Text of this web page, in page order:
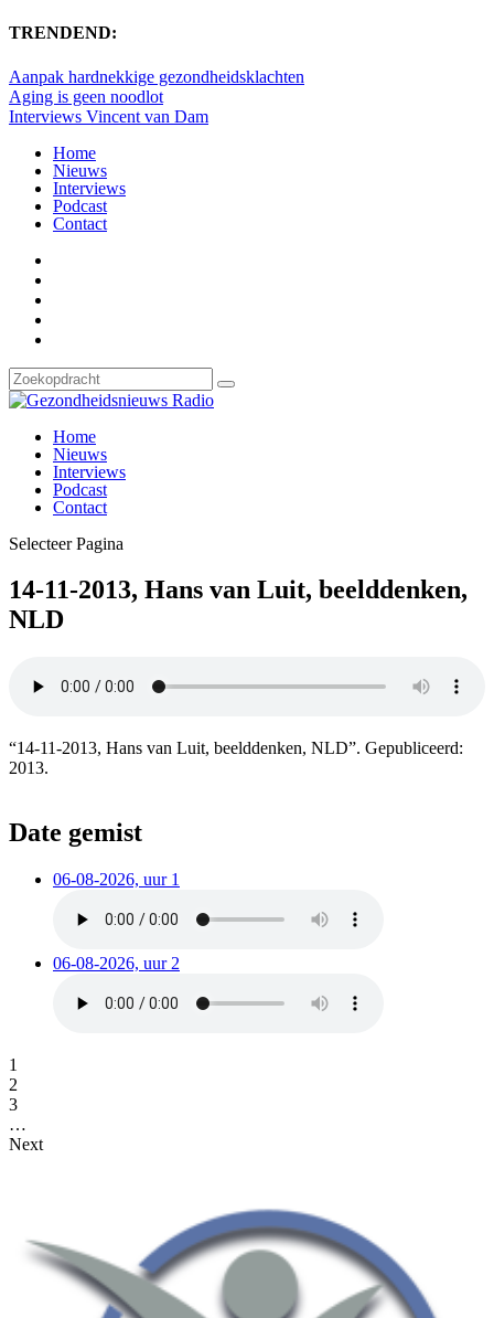
TRENDEND:
Aanpak hardnekkige gezondheidsklachten
Aging is geen noodlot
Interviews Vincent van Dam
Home
Nieuws
Interviews
Podcast
Contact
Home
Nieuws
Interviews
Podcast
Contact
Selecteer Pagina
14-11-2013, Hans van Luit, beelddenken,
NLD
“14-11-2013, Hans van Luit, beelddenken, NLD”. Gepubliceerd:
2013.
Date gemist
06-08-2026, uur 1
06-08-2026, uur 2
1
2
3
…
Next